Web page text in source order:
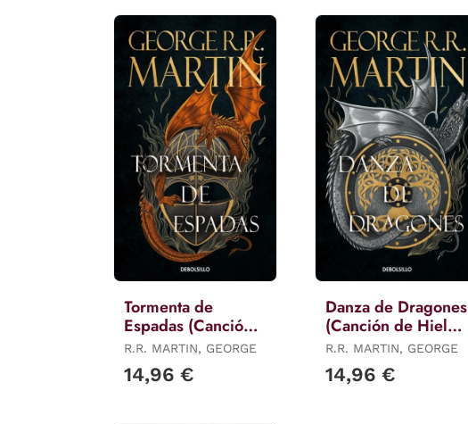
Tormenta de
Espadas (Canción
de Hielo y Fuego
3)
R.R. MARTIN, GEORGE
14,96 €
Danza de Dragones
(Canción de Hielo
y Fuego 5)
R.R. MARTIN, GEORGE
14,96 €